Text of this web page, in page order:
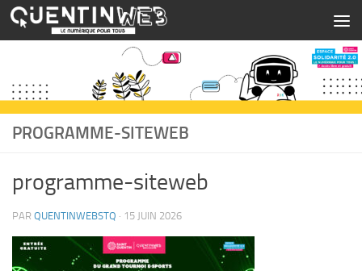
Skip to content
PROGRAMME-SITEWEB
programme-siteweb
PAR QUENTINWEBSTQ · 15 JUIN 2026